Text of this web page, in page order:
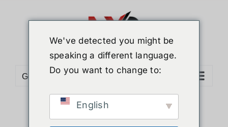
Go to...
Sort byPopularity
We've detected you might be
speaking a different language.
Do you want to change to:
English